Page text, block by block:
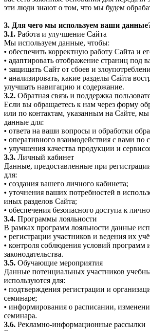
эти люди знают о том, что мы будем
3. Для чего мы используем ваши
3.1. Работа и улучшение Сайта
Мы используем данные, чтобы:
• обеспечить корректную работу Сайта и
• адаптировать отображение страниц под
• защищать Сайт от сбоев и
• анализировать, какие разделы Сайта
улучшать навигацию и содержание.
3.2. Обратная связь и поддержка
Если вы обращаетесь к нам через форму
или по контактам, указанным на Сайте,
данные для:
• ответа на ваши вопросы и обработки
• оперативного взаимодействия с вами по
• улучшения качества продукции и
3.3. Личный кабинет
Данные, предоставленные при
для:
• создания вашего личного кабинета;
• уточнения ваших потребностей в
иных разделов Сайта;
• обеспечения безопасного доступа к
3.4. Программы лояльности
В рамках программ лояльности данные
• регистрации участников и ведения их
• контроля соблюдения условий программ
законодательства.
3.5. Обучающие мероприятия
Данные потенциальных участников
используются для:
• подтверждения регистрации и
семинаре;
• информирования о расписании,
семинара.
3.6. Рекламно-информационные рассылки